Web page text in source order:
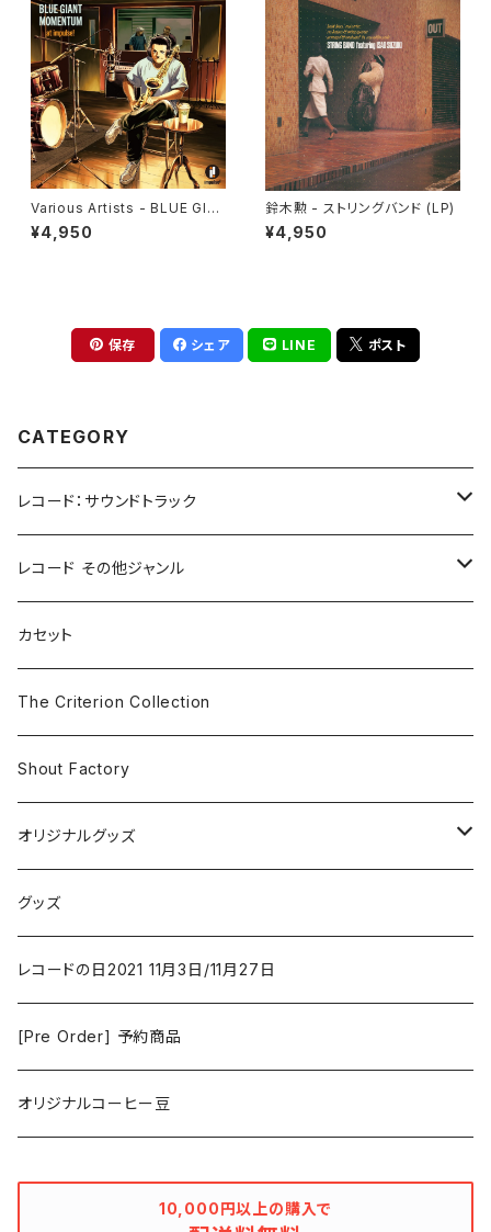
Various Artists - BLUE GIA
NT MOMENTUM @ impuls
e!(LP)
¥4,950
鈴木勲 - ストリングバンド (LP)
¥4,950
保存 シェア LINE ポスト
CATEGORY
レコード：サウンドトラック
ホラー/スリラー
SF
ドラマ/ロマンス
アクション/クライム
コメディ
ファンタジー/アドベンチャー
アニメーション
ゲーム
ミュージカル/音楽/ドキュメンタリー/コンピ
レコード その他ジャンル
Rock & Pop
The Smiths
Iron and Wine
Hovvdy
Grouper
Bill Callahan
Classical
Electronic & Ambient
New Order
Jazz
カセット
The Criterion Collection
Shout Factory
オリジナルグッズ
コーヒー
洋服
グッズ
レコードの日2021 11月3日/11月27日
[Pre Order] 予約商品
オリジナルコーヒー豆
10,000円以上の購入で